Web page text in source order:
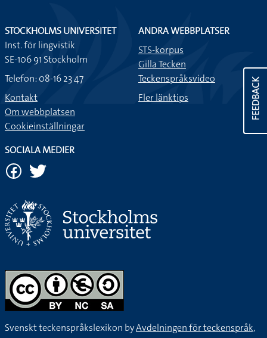
FEEDBACK
STOCKHOLMS UNIVERSITET
Inst. för lingvistik
SE-106 91 Stockholm
Telefon: 08-16 23 47
Kontakt
Om webbplatsen
Cookieinställningar
ANDRA WEBBPLATSER
STS-korpus
Gilla Tecken
Teckenspråksvideo
Fler länktips
SOCIALA MEDIER
Svenskt teckenspråkslexikon byAvdelningen för teckenspråk,